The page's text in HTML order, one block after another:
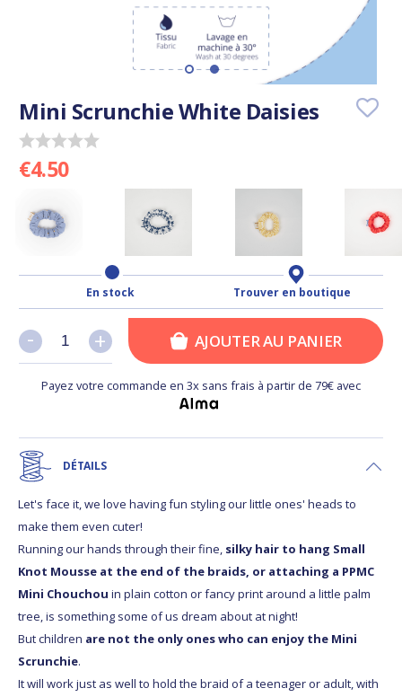
Mini Scrunchie White Daisies
€4.50
En stock Trouver en boutique
+
- +
- AJOUTER AU PANIER
Payez votre commande en 3x sans frais à partir de 79€ avec
DÉTAILS
Let's face it, we love having fun styling our little ones' heads to
make them even cuter!
Running our hands through their fine, silky hair to hang Small
Knot Mousse at the end of the braids, or attaching a PPMC
Mini Chouchou in plain cotton or fancy print around a little palm
tree, is something some of us dream about at night!
But children are not the only ones who can enjoy the Mini
Scrunchie.
It will work just as well to hold the braid of a teenager or adult, with